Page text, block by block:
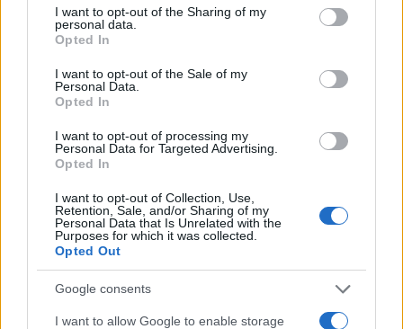
not limited to your visit or usage behaviour. You may click to
grant or deny consent to Google and its third-party tags to
use your data for below specified purposes in below Google
consent section.
I want to opt-out of the Sharing of my
personal data.
Opted In
I want to opt-out of the Sale of my
Personal Data.
Opted In
I want to opt-out of processing my
Personal Data for Targeted Advertising.
Opted In
I want to opt-out of Collection, Use,
Retention, Sale, and/or Sharing of my
Personal Data that Is Unrelated with the
Purposes for which it was collected.
Opted Out
Google consents
I want to allow Google to enable storage
ρεφρέν, μακροβούτι και κουπλέ. Σώματα και
μαλλιά με άμμο, ρούχα ποτισμένα με αλμύρα,
μαγιό και παρεό, κόκκινες γόβες καρφωμένες στην
άμμο. Σε αυτή την καλοκαιρινή πασαρέλα θα
παρελάσουν φίλοι μου τραγουδιστές και
βιρτουόζοι μουσικάντηδες, Djs με χαβαγιάνας και
ψηλά καπέλα. Κι αν όλα πάνε στραβά, εμείς θα
χορεύουμε αδέρφια. “Ξάπλα στον ήλιο και η άμμος
να καίει, welcome to greece & have a nice day”.
Ο Κωστής Μαραβέγιας επιμένει να κρατάει μερικά
ονόματα για έκπληξη της τελευταίας στιγμής.